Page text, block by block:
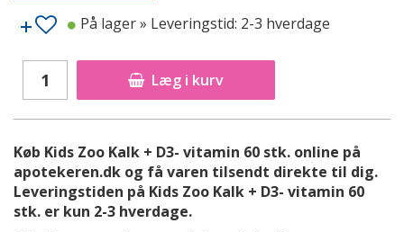
Læg i kurv
På lager» Leveringstid: 2-3 hverdage
Køb Kids Zoo Kalk + D3- vitamin 60 stk. online på
apotekeren.dk og få varen tilsendt direkte til dig.
Leveringstiden på Kids Zoo Kalk + D3- vitamin 60
stk. er kun 2-3 hverdage.